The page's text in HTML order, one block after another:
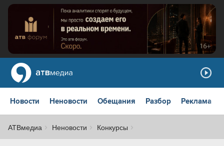
Новости Неновости Обещания Разбор Реклама
АТВмедиа Неновости Конкурсы